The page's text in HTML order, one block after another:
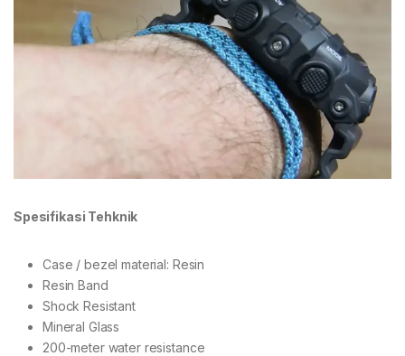
Spesifikasi Tehknik
Case / bezel material: Resin
Resin Band
Shock Resistant
Mineral Glass
200-meter water resistance